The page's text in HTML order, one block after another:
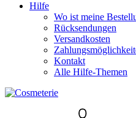
Hilfe
Wo ist meine
Rücksendungen
Versandkosten
Kontakt
Alle Hilfe-Themen